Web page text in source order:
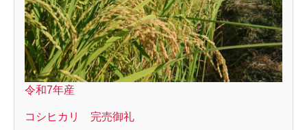
令和7年産
コシヒカリ 完売御礼